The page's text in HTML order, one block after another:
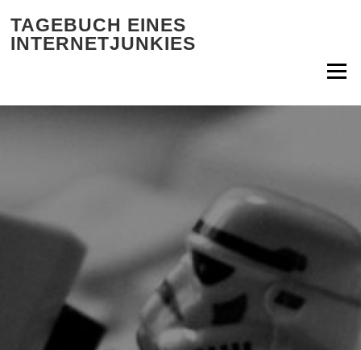
TAGEBUCH EINES
INTERNETJUNKIES
Menü